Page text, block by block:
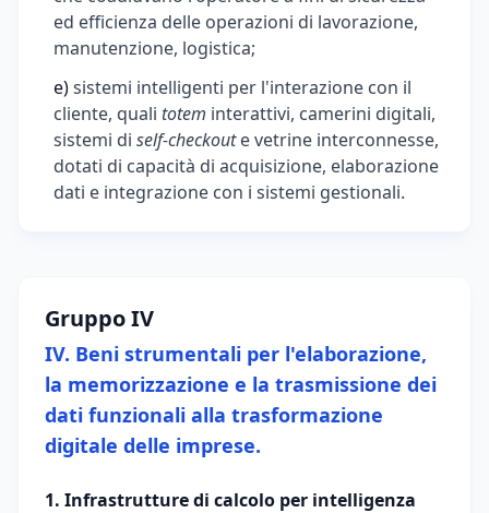
ed efficienza delle operazioni di lavorazione,
manutenzione, logistica;
e)sistemi intelligenti per l'interazione con il
cliente, quali totem interattivi, camerini digitali,
sistemi di self-checkoute vetrine interconnesse,
dotati di capacità di acquisizione, elaborazione
dati e integrazione con i sistemi gestionali.
Gruppo IV
IV. Beni strumentali per l'elaborazione,
la memorizzazione e la trasmissione dei
dati funzionali alla trasformazione
digitale delle imprese.
1. Infrastrutture di calcolo per intelligenza